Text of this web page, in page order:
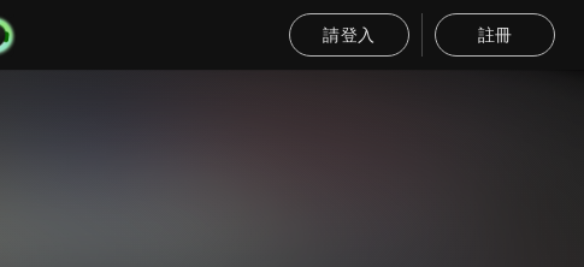
請登入 註冊